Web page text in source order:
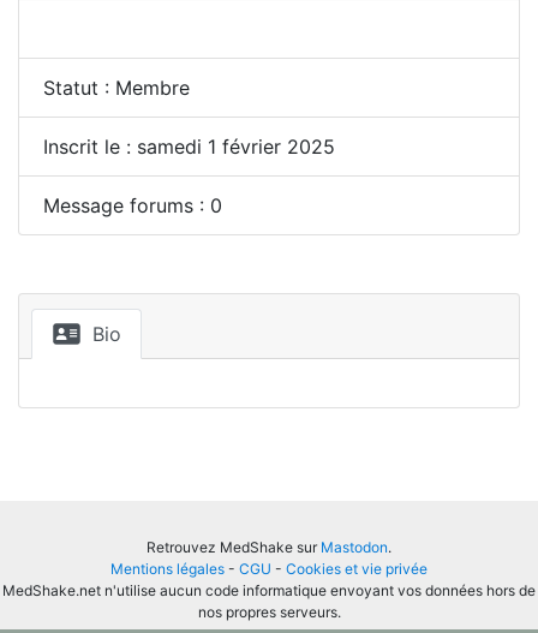
Statut : Membre
Inscrit le : samedi 1 février 2025
Message forums : 0
Bio
Retrouvez MedShake sur Mastodon.
Mentions légales - CGU - Cookies et vie privée
MedShake.net n'utilise aucun code informatique envoyant vos données hors de
nos propres serveurs.